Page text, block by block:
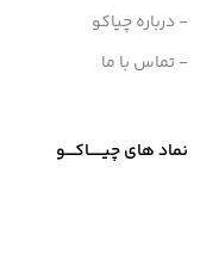
- درباره چیاکو
- تماس با ما
نماد های چیــــــاکــــو